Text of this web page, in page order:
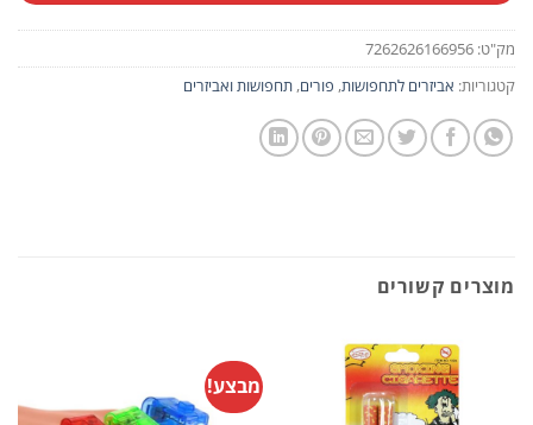
מק"ט: 7262626166956
קטגוריות: אביזרים לתחפושות, פורים, תחפושות ואביזרים
מוצרים קשורים
מבצע!